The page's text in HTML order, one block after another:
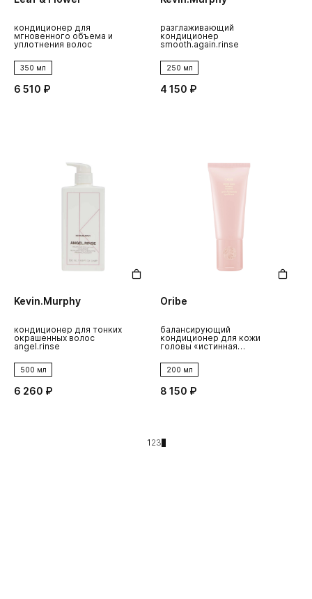
кондиционер для
мгновенного объема и
уплотнения волос
350 мл
6 510 ₽
разглаживающий
кондиционер
smooth.again.rinse
250 мл
4 150 ₽
Kevin.Murphy
кондиционер для тонких
окрашенных волос
angel.rinse
500 мл
6 260 ₽
Oribe
балансирующий
кондиционер для кожи
головы «истинная
200 мл
8 150 ₽
1 23